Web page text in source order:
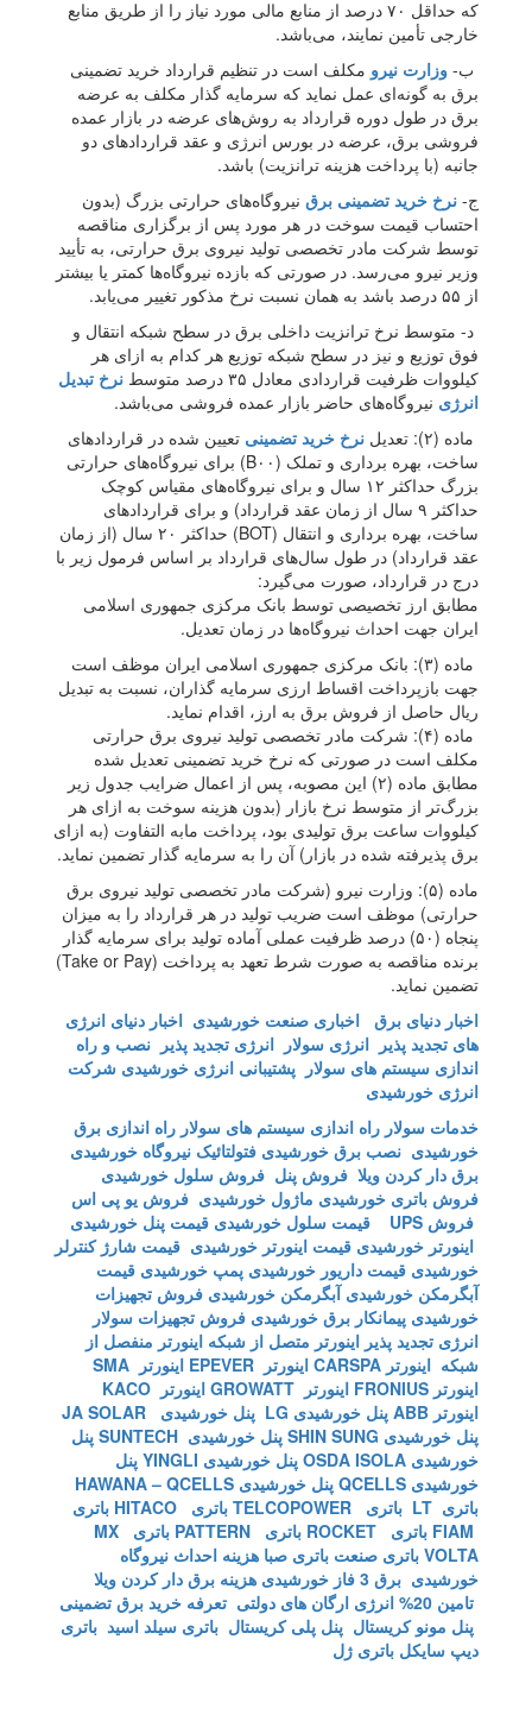
که حداقل ۷۰ درصد از منابع مالی مورد نیاز را از طریق منابع
خارجی تأمین نمایند، می‌باشد.
ب- وزارت نیرو مکلف است در تنظیم قرارداد خرید تضمینی
برق به گونه‌ای عمل نماید که سرمایه گذار مکلف به عرضه
برق در طول دوره قرارداد به روش‌های عرضه در بازار عمده
فروشی برق، عرضه در بورس انرژی و عقد قرارداد‌های دو
جانبه (با پرداخت هزینه ترانزیت) باشد.
ج- نرخ خرید تضمینی برق نیروگاه‌های حرارتی بزرگ (بدون
احتساب قیمت سوخت در هر مورد پس از برگزاری مناقصه
توسط شرکت مادر تخصصی تولید نیروی برق حرارتی، به تأیید
وزیر نیرو می‌رسد. در صورتی که بازده نیروگاه‌ها کمتر یا بیشتر
از ۵۵ درصد باشد به همان نسبت نرخ مذکور تغییر می‌یابد.
د- متوسط نرخ ترانزیت داخلی برق در سطح شبکه انتقال و
فوق توزیع و نیز در سطح شبکه توزیع هر کدام به ازای هر
کیلووات ظرفیت قراردادی معادل ۳۵ درصد متوسط
نرخ تبدیل
انرژی نیروگاه‌های حاضر بازار عمده فروشی می‌باشد.
ماده (۲): تعدیل
نرخ خرید تضمینی تعیین شده در قرارداد‌های
ساخت، بهره برداری و تملک (B۰۰) برای نیروگاه‌های حرارتی
بزرگ حداکثر ۱۲ سال و برای نیروگاه‌های مقیاس کوچک
حداکثر ۹ سال از زمان عقد قرارداد) و برای قرارداد‌های
ساخت، بهره برداری و انتقال (BOT) حداکثر ۲۰ سال (از زمان
عقد قرارداد) در طول سال‌های قرارداد بر اساس فرمول زیر با
درج در قرارداد، صورت می‌گیرد:
مطابق ارز تخصیصی توسط بانک مرکزی جمهوری اسلامی
ایران جهت احداث نیروگاه‌ها در زمان تعدیل.
ماده (۳): بانک مرکزی جمهوری اسلامی ایران موظف است
جهت بازپرداخت اقساط ارزی سرمایه گذاران، نسبت به تبدیل
ریال حاصل از فروش برق به ارز، اقدام نماید.
ماده (۴): شرکت مادر تخصصی تولید نیروی برق حرارتی
مکلف است در صورتی که نرخ خرید تضمینی تعدیل شده
مطابق ماده (۲) این مصوبه، پس از اعمال ضرایب جدول زیر
بزرگ‌تر از متوسط نرخ بازار (بدون هزینه سوخت به ازای هر
کیلووات ساعت برق تولیدی بود، پرداخت مابه التفاوت (به ازای
برق پذیرفته شده در بازار) آن را به سرمایه گذار تضمین نماید.
ماده (۵): وزارت نیرو (شرکت مادر تخصصی تولید نیروی برق
حرارتی) موظف است ضریب تولید در هر قرارداد را به میزان
پنجاه (۵۰) درصد ظرفیت عملی آماده تولید برای سرمایه گذار
برنده مناقصه به صورت شرط تعهد به پرداخت (Take or Pay)
تضمین نماید.
اخبار دنیای برق اخباری صنعت خورشیدی اخبار دنیای انرژی
های تجدید پذیر انرژی سولار انرژی تجدید پذیر نصب و راه
اندازی سیستم های سولار پشتیبانی انرژی خورشیدی شرکت
انرژی خورشیدی
خدمات سولار راه اندازی سیستم های سولار راه اندازی برق
خورشیدی نصب برق خورشیدی فتولتائیک نیروگاه خورشیدی
برق دار کردن ویلا فروش پنل فروش سلول خورشیدی
فروش باتری خورشیدی ماژول خورشیدی فروش یو پی اس
فروش UPS
قیمت سلول خورشیدی قیمت پنل خورشیدی
اینورتر خورشیدی قیمت اینورتر خورشیدی قیمت شارژ کنترلر
خورشیدی قیمت داریور خورشیدی پمپ خورشیدی قیمت
آبگرمکن خورشیدی آبگرمکن خورشیدی فروش تجهیزات
خورشیدی پیمانکار برق خورشیدی فروش تجهیزات سولار
انرژی تجدید پذیر اینورتر متصل از شبکه اینورتر منفصل از
شبکه اینورتر CARSPA اینورتر EPEVER
اینورتر SMA
اینورتر FRONIUS
اینورتر GROWATT
اینورتر KACO
اینورتر ABB
پنل خورشیدی LG
پنل خورشیدی JA SOLAR
پنل خورشیدی SHIN SUNG
پنل خورشیدی SUNTECH
پنل
خورشیدی OSDA ISOLA
پنل خورشیدی YINGLI
پنل
خورشیدی QCELLS
پنل خورشیدی HAWANA – QCELLS
باتری LT
باتری TELCOPOWER باتری HITACO
باتری
باتری ROCKET باتری PATTERN
باتری MX
VOLTA باتری صنعت باتری صبا هزینه احداث نیروگاه
خورشیدی برق 3 فاز خورشیدی
هزینه برق دار کردن ویلا
تامین 20% انرژی ارگان های دولتی
تعرفه خرید برق تضمینی
پنل مونو کریستال پنل پلی کریستال باتری سیلد اسید باتری
دیپ سایکل باتری ژل